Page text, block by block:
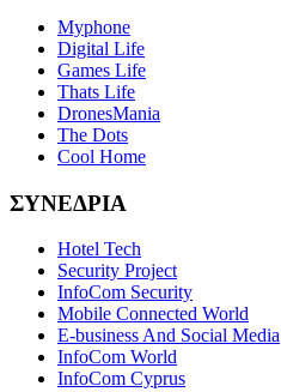
Myphone
Digital Life
Games Life
Thats Life
DronesMania
The Dots
Cool Home
ΣΥΝΕΔΡΙΑ
Hotel Tech
Security Project
InfoCom Security
Mobile Connected World
E-business And Social Media
InfoCom World
InfoCom Cyprus